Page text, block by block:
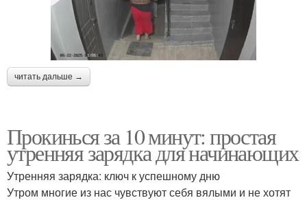
читать дальше →
Прокинься за 10 минут: простая
утренняя зарядка для начинающих
Утренняя зарядка: ключ к успешному дню
Утром многие из нас чувствуют себя вялыми и не хотят